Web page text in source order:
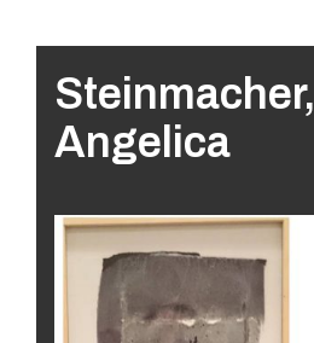
Steinmacher,
Angelica